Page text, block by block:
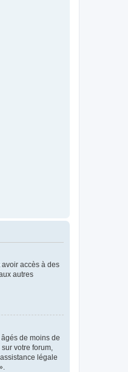
accès à des
autres
de moins de
votre forum,
légale